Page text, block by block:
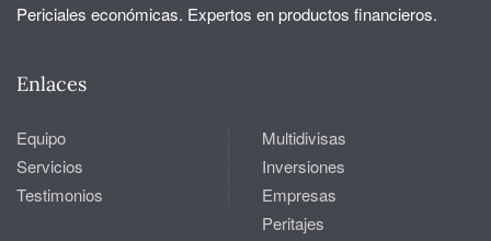
Periciales económicas. Expertos en productos financieros.
Enlaces
Equipo
Servicios
Testimonios
Multidivisas
Inversiones
Empresas
Peritajes